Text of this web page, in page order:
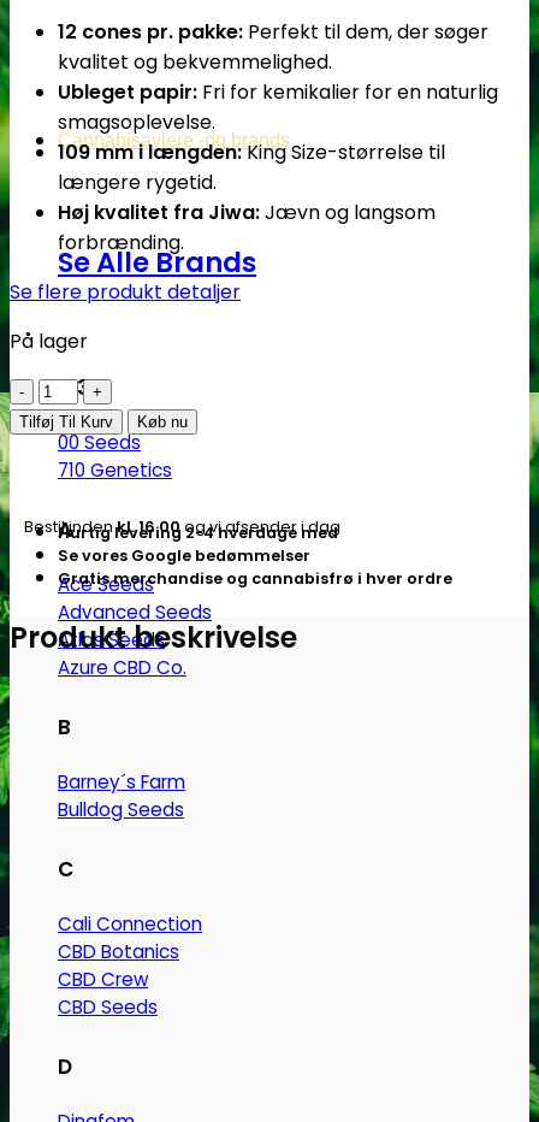
Cannabisavlere -og brands
Se Alle Brands
123
00 Seeds
710 Genetics
A
Ace Seeds
Advanced Seeds
Atlas Seeds
Azure CBD Co.
B
Barney´s Farm
Bulldog Seeds
C
Cali Connection
CBD Botanics
CBD Crew
CBD Seeds
D
12 cones pr. pakke: Perfekt til dem, der søger
kvalitet og bekvemmelighed.
Ubleget papir: Fri for kemikalier for en naturlig
smagsoplevelse.
109 mm i længden:King Size-størrelse til
længere rygetid.
Høj kvalitet fra Jiwa:Jævn og langsom
forbrænding.
Se flere produkt detaljer
På lager
King
size
ublegede
cones
Jiwa
antal
Tilføj Til Kurv Køb nu
Bestil indenkl. 16.00og vi afsender i dag
Hurtig levering 2-4 hverdage med
Se vores Google bedømmelser
Gratis merchandise og cannabisfrø i hver ordre
Produkt beskrivelse